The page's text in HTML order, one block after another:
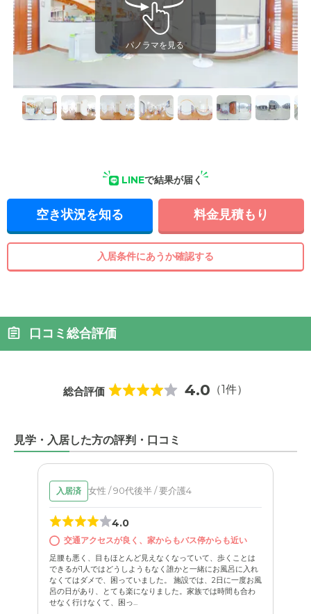
LINEで結果が届く
空き状況を知る 料金見積もり
入居条件にあうか確認する
口コミ総合評価
総合評価 4.0 （1件）
見学・入居した方の評判・口コミ
入居済 女性 / 90代後半 / 要介護4
4.0
交通アクセスが良く、家からもバス停からも近い
足腰も悪く、目もほとんど見えなくなっていて、歩くことは
できるが1人ではどうしようもなく誰かと一緒にお風呂に入れ
なくてはダメで、困っていました。 施設では、2日に一度お風
呂の日があり、とても楽になりました。家族では時間も合わ
せなく行けなくて、困っ...